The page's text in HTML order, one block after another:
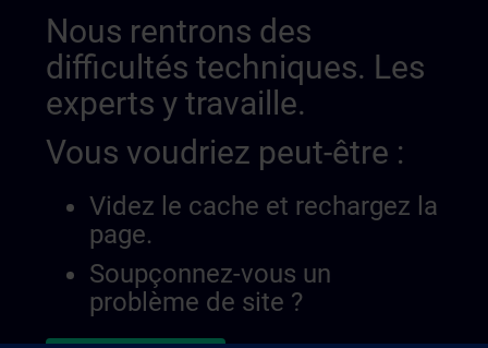
Nous rentrons des
difficultés techniques. Les
experts y travaille.
Vous voudriez peut-être :
Videz le cache et rechargez la
page.
Soupçonnez-vous un
problème de site ?